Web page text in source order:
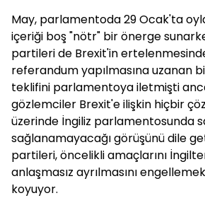
May, parlamentoda 29 Ocak'ta
içeriği boş "nötr" bir önerge
partileri de Brexit'in
referandum yapılmasına uzanan
teklifini parlamentoya iletmişti
gözlemciler Brexit'e ilişkin hiçbir
üzerinde İngiliz parlamentosunda
sağlanamayacağı görüşünü dile
partileri, öncelikli amaçlarını
anlaşmasız ayrılmasını
koyuyor.